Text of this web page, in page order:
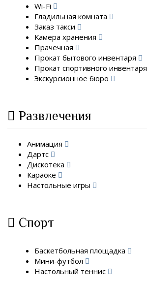
Wi-Fi
Гладильная комната
Заказ такси
Камера хранения
Прачечная
Прокат бытового инвентаря
Прокат спортивного инвентаря
Экскурсионное бюро
Развлечения
Анимация
Дартс
Дискотека
Караоке
Настольные игры
Спорт
Баскетбольная площадка
Мини-футбол
Настольный теннис